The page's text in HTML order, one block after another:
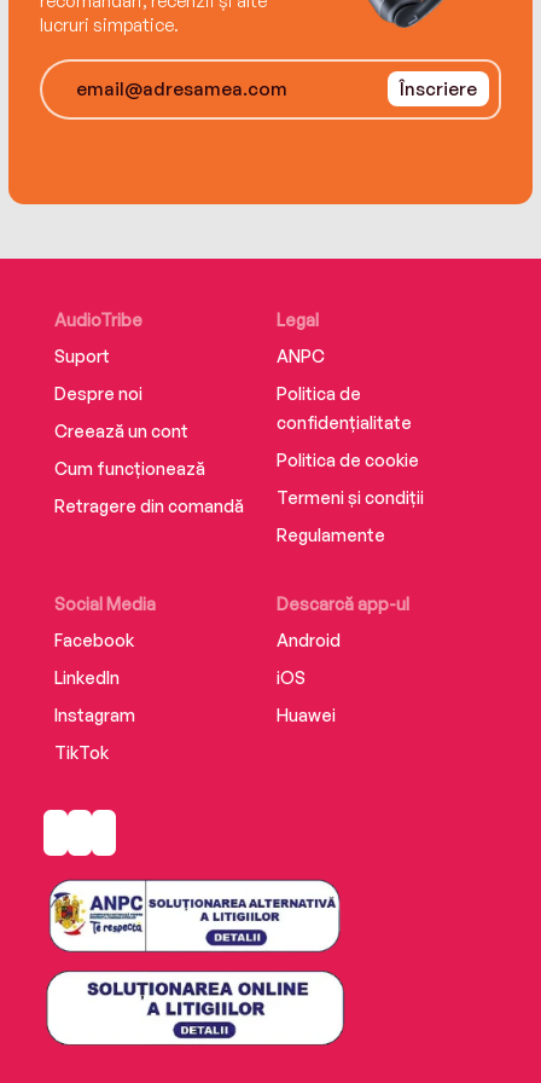
lucruri simpatice.
Înscriere
AudioTribe
Suport
Despre noi
Creează un cont
Cum funcționează
Retragere din comandă
Social Media
Facebook
LinkedIn
Instagram
TikTok
Descarcă app-ul
Android
iOS
Huawei
Legal
ANPC
Politica de
confidențialitate
Politica de cookie
Termeni și condiții
Regulamente